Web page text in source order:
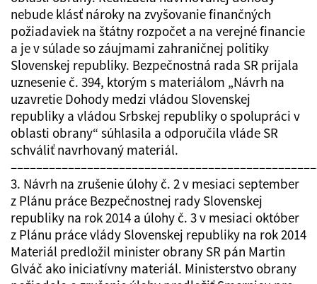
nebude klásť nároky na zvyšovanie finančných
požiadaviek na štátny rozpočet a na verejné financie
a je v súlade so záujmami zahraničnej politiky
Slovenskej republiky. Bezpečnostná rada SR prijala
uznesenie č. 394, ktorým s materiálom „Návrh na
uzavretie Dohody medzi vládou Slovenskej
republiky a vládou Srbskej republiky o spolupráci v
oblasti obrany“ súhlasila a odporučila vláde SR
schváliť navrhovaný materiál.
3. Návrh na zrušenie úlohy č. 2 v mesiaci september
z Plánu práce Bezpečnostnej rady Slovenskej
republiky na rok 2014 a úlohy č. 3 v mesiaci október
z Plánu práce vlády Slovenskej republiky na rok 2014
Materiál predložil minister obrany SR pán Martin
Glváč ako iniciatívny materiál. Ministerstvo obrany